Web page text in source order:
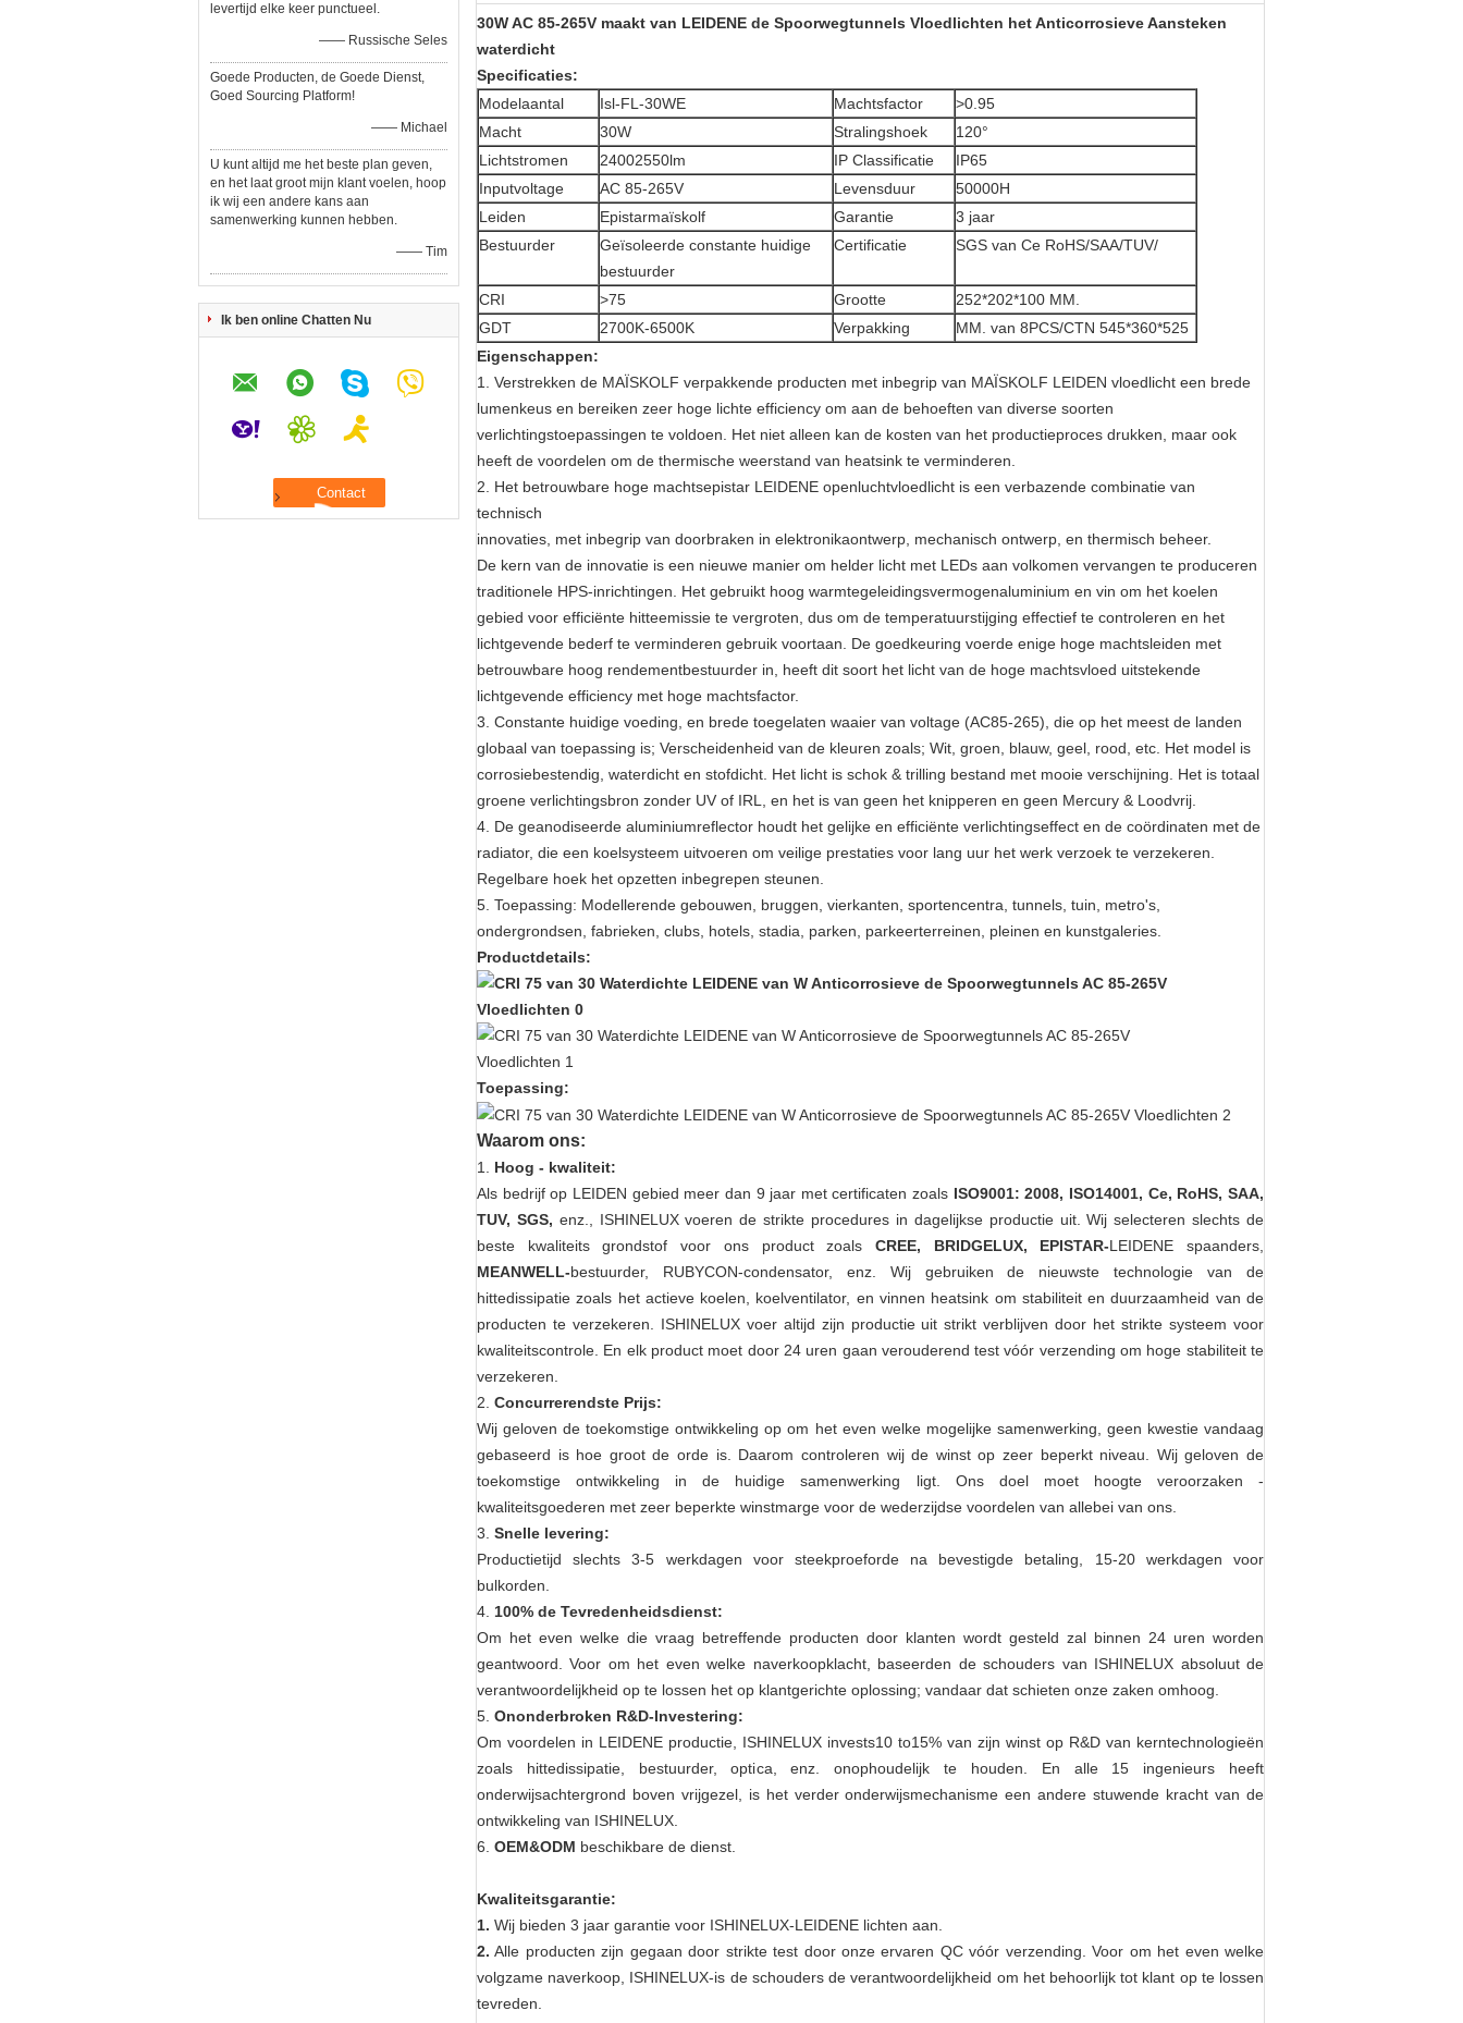
levertijd elke keer punctueel.
—— Russische Seles
Goede Producten, de Goede Dienst,
Goed Sourcing Platform!
—— Michael
U kunt altijd me het beste plan geven,
en het laat groot mijn klant voelen, hoop
ik wij een andere kans aan
samenwerking kunnen hebben.
—— Tim
Ik ben online Chatten Nu
30W AC 85-265V maakt van LEIDENE de Spoorwegtunnels Vloedlichten het Anticorrosieve Aansteken
waterdicht
Specificaties:
Modelaantal
Isl-FL-30WE Machtsfactor >0.95
Macht
30W Stralingshoek
120°
Lichtstromen
24002550lm IP Classificatie
IP65
Inputvoltage
AC 85-265V Levensduur
50000H
Leiden
Epistarmaïskolf Garantie
3 jaar
Bestuurder
Geïsoleerde constante huidige
bestuurder
Certificatie SGS van Ce RoHS/SAA/TUV/
CRI >75 Grootte
252*202*100 MM.
GDT
2700K-6500K Verpakking
MM. van 8PCS/CTN 545*360*525
Eigenschappen:
1. Verstrekken de MAÏSKOLF verpakkende producten met inbegrip van MAÏSKOLF LEIDEN vloedlicht een brede
lumenkeus en bereiken zeer hoge lichte efficiency om aan de behoeften van diverse soorten
verlichtingstoepassingen te voldoen. Het niet alleen kan de kosten van het productieproces drukken, maar ook
heeft de voordelen om de thermische weerstand van heatsink te verminderen.
2. Het betrouwbare hoge machtsepistar LEIDENE openluchtvloedlicht is een verbazende combinatie van
technisch
innovaties, met inbegrip van doorbraken in elektronikaontwerp, mechanisch ontwerp, en thermisch beheer.
De kern van de innovatie is een nieuwe manier om helder licht met LEDs aan volkomen vervangen te produceren
traditionele HPS-inrichtingen. Het gebruikt hoog warmtegeleidingsvermogenaluminium en vin om het koelen
gebied voor efficiënte hitteemissie te vergroten, dus om de temperatuurstijging effectief te controleren en het
lichtgevende bederf te verminderen gebruik voortaan. De goedkeuring voerde enige hoge machtsleiden met
betrouwbare hoog rendementbestuurder in, heeft dit soort het licht van de hoge machtsvloed uitstekende
lichtgevende efficiency met hoge machtsfactor.
3. Constante huidige voeding, en brede toegelaten waaier van voltage (AC85-265), die op het meest de landen
globaal van toepassing is; Verscheidenheid van de kleuren zoals; Wit, groen, blauw, geel, rood, etc. Het model is
corrosiebestendig, waterdicht en stofdicht. Het licht is schok & trilling bestand met mooie verschijning. Het is totaal
groene verlichtingsbron zonder UV of IRL, en het is van geen het knipperen en geen Mercury & Loodvrij.
4. De geanodiseerde aluminiumreflector houdt het gelijke en efficiënte verlichtingseffect en de coördinaten met de
radiator, die een koelsysteem uitvoeren om veilige prestaties voor lang uur het werk verzoek te verzekeren.
Regelbare hoek het opzetten inbegrepen steunen.
5. Toepassing: Modellerende gebouwen, bruggen, vierkanten, sportencentra, tunnels, tuin, metro's,
ondergrondsen, fabrieken, clubs, hotels, stadia, parken, parkeerterreinen, pleinen en kunstgaleries.
Productdetails:
Toepassing:
Waarom ons:
1. Hoog - kwaliteit:
Als bedrijf op LEIDEN gebied meer dan 9 jaar met certificaten zoals ISO9001: 2008, ISO14001, Ce, RoHS, SAA,
TUV, SGS, enz., ISHINELUX voeren de strikte procedures in dagelijkse productie uit. Wij selecteren slechts de
beste kwaliteits grondstof voor ons product zoals CREE, BRIDGELUX, EPISTAR-LEIDENE spaanders,
MEANWELL-bestuurder, RUBYCON-condensator, enz. Wij gebruiken de nieuwste technologie van de
hittedissipatie zoals het actieve koelen, koelventilator, en vinnen heatsink om stabiliteit en duurzaamheid van de
producten te verzekeren. ISHINELUX voer altijd zijn productie uit strikt verblijven door het strikte systeem voor
kwaliteitscontrole. En elk product moet door 24 uren gaan verouderend test vóór verzending om hoge stabiliteit te
verzekeren.
2. Concurrerendste Prijs:
Wij geloven de toekomstige ontwikkeling op om het even welke mogelijke samenwerking, geen kwestie vandaag
gebaseerd is hoe groot de orde is. Daarom controleren wij de winst op zeer beperkt niveau. Wij geloven de
toekomstige ontwikkeling in de huidige samenwerking ligt. Ons doel moet hoogte veroorzaken -
kwaliteitsgoederen met zeer beperkte winstmarge voor de wederzijdse voordelen van allebei van ons.
3. Snelle levering:
Productietijd slechts 3-5 werkdagen voor steekproeforde na bevestigde betaling, 15-20 werkdagen voor
bulkorden.
4. 100% de Tevredenheidsdienst:
Om het even welke die vraag betreffende producten door klanten wordt gesteld zal binnen 24 uren worden
geantwoord. Voor om het even welke naverkoopklacht, baseerden de schouders van ISHINELUX absoluut de
verantwoordelijkheid op te lossen het op klantgerichte oplossing; vandaar dat schieten onze zaken omhoog.
5. Ononderbroken R&D-Investering:
Om voordelen in LEIDENE productie, ISHINELUX invests10 to15% van zijn winst op R&D van kerntechnologieën
zoals hittedissipatie, bestuurder, optica, enz. onophoudelijk te houden. En alle 15 ingenieurs heeft
onderwijsachtergrond boven vrijgezel, is het verder onderwijsmechanisme een andere stuwende kracht van de
ontwikkeling van ISHINELUX.
6. OEM&ODM beschikbare de dienst.
Kwaliteitsgarantie:
1. Wij bieden 3 jaar garantie voor ISHINELUX-LEIDENE lichten aan.
2. Alle producten zijn gegaan door strikte test door onze ervaren QC vóór verzending. Voor om het even welke
volgzame naverkoop, ISHINELUX-is de schouders de verantwoordelijkheid om het behoorlijk tot klant op te lossen
tevreden.